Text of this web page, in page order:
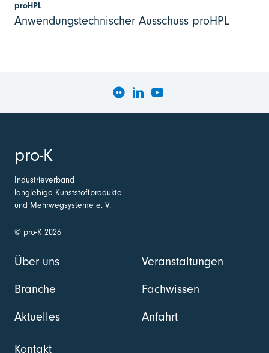
proHPL
Anwendungstechnischer Ausschuss proHPL
pro-K
Industrieverband
langlebige Kunststoffprodukte
und Mehrwegsysteme e. V.
© pro-K 2026
Über uns
Branche
Aktuelles
Veranstaltungen
Fachwissen
Anfahrt
Kontakt